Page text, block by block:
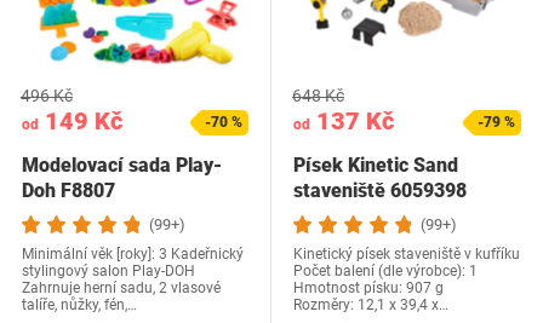
od 149 Kč
496 Kč
-70 %
Modelovací sada Play-
Doh F8807
(99+)
Minimální věk [roky]: 3 Kadeřnický
stylingový salon Play-DOH
Zahrnuje herní sadu, 2 vlasové
talíře, nůžky, fén,…
od 137 Kč
648 Kč
-79 %
Písek Kinetic Sand
staveniště 6059398
(99+)
Kinetický písek staveniště v kufříku
Počet balení (dle výrobce): 1
Hmotnost písku: 907 g
Rozměry: 12,1 x 39,4 x…